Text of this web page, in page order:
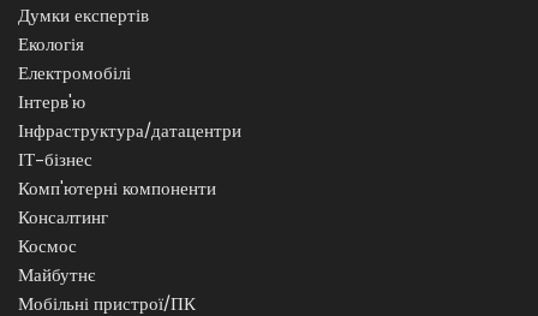
Думки експертів
Екологія
Електромобілі
Інтерв'ю
Інфраструктура/датацентри
ІТ-бізнес
Комп'ютерні компоненти
Консалтинг
Космос
Майбутнє
Мобільні пристрої/ПК